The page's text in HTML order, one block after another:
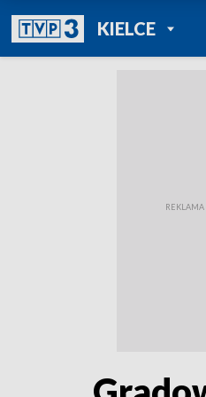
KIELCEPOWRÓT DO
TVP REGIONY